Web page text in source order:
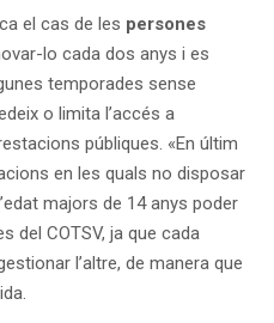
el cas de les persones
lo cada dos anys i es
temporades sense
o limita l’accés a
públiques. «En últim
en les quals no disposar
majors de 14 anys poder
del COTSV, ja que cada
l’altre, de manera que